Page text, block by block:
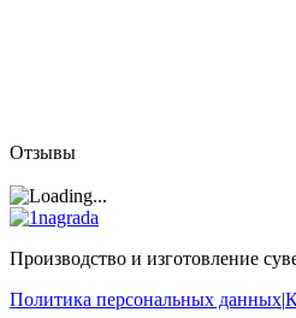
Отзывы
Производство и изготовление
Политика персональных данных|